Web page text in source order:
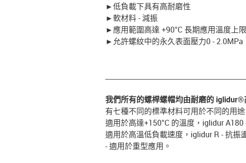
►低負載下具有高耐磨性
►軟材料 - 減振
►應用範圍高達 +90°C 長期應用溫度上限
► 允許螺紋中的永久表面壓力0 - 2.0MPa
我們所有的螺桿螺帽均由耐磨的 iglidur®
有七種不同的標準材料可用於不同的用
適用於高達+150°C 的溫度，iglidur
適用於高溫低負載速度，iglidur R - 抗
- 適用於重型應用。